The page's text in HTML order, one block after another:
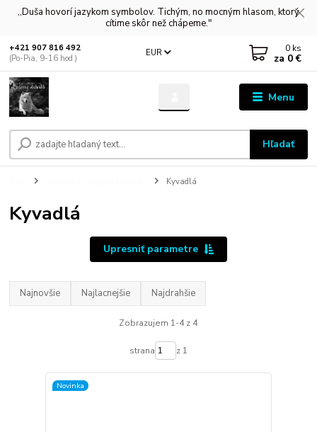
,,Duša hovorí jazykom symbolov. Tichým, no mocným hlasom, ktorý
cítime skôr než chápeme."
Menu
EUR
Hľadať
+421 907 816 492
(Po-Pia, 9-16 hod.)
0 ks
za 0 €
Kyvadlá
Kyvadlá
Upresniť parametre
Najnovšie Najlacnejšie Najdrahšie
Zobrazujem 1-4 z 4
strana z 1
Novinka